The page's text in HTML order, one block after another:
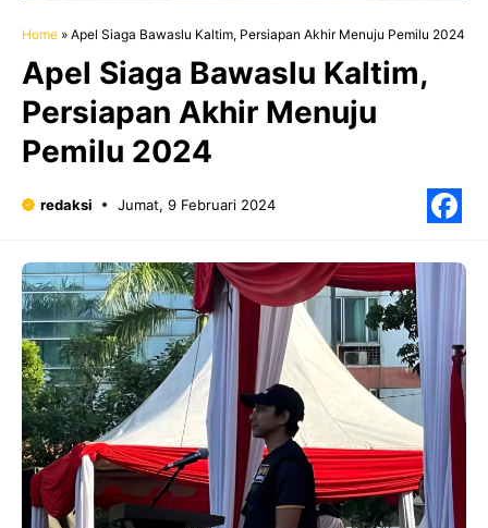
Home » Apel Siaga Bawaslu Kaltim, Persiapan Akhir Menuju Pemilu 2024
Apel Siaga Bawaslu Kaltim,
Persiapan Akhir Menuju
Pemilu 2024
redaksi Jumat, 9 Februari 2024